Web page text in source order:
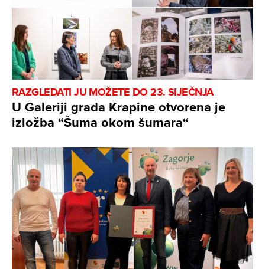
RAZGLEDATI JU MOŽETE DO 23. SIJEČNJA
U Galeriji grada Krapine otvorena je
izložba “Šuma okom šumara“